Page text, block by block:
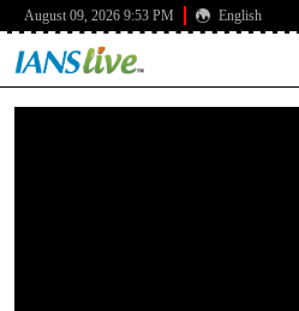
August 09, 2026 9:53 PM English